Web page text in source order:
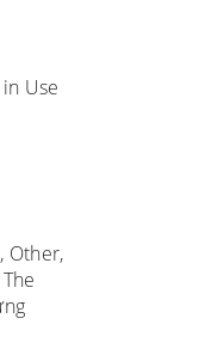
Use
Other,